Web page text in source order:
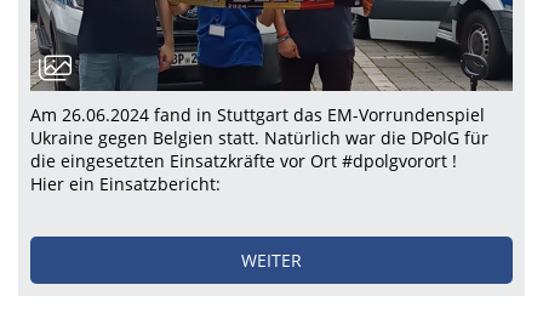
Am 26.06.2024 fand in Stuttgart das EM-Vorrundenspiel
Ukraine gegen Belgien statt. Natürlich war die DPolG für
die eingesetzten Einsatzkräfte vor Ort #dpolgvorort !
Hier ein Einsatzbericht:
WEITER